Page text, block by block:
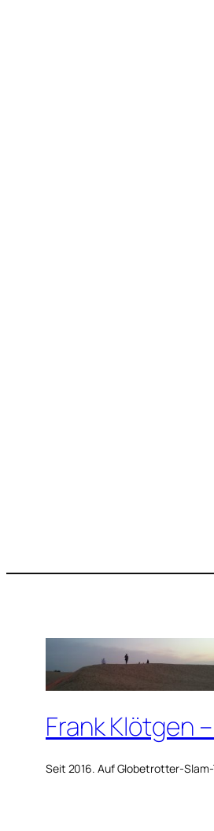
Frank Klötgen
Seit 2016. Auf Globetrotter-